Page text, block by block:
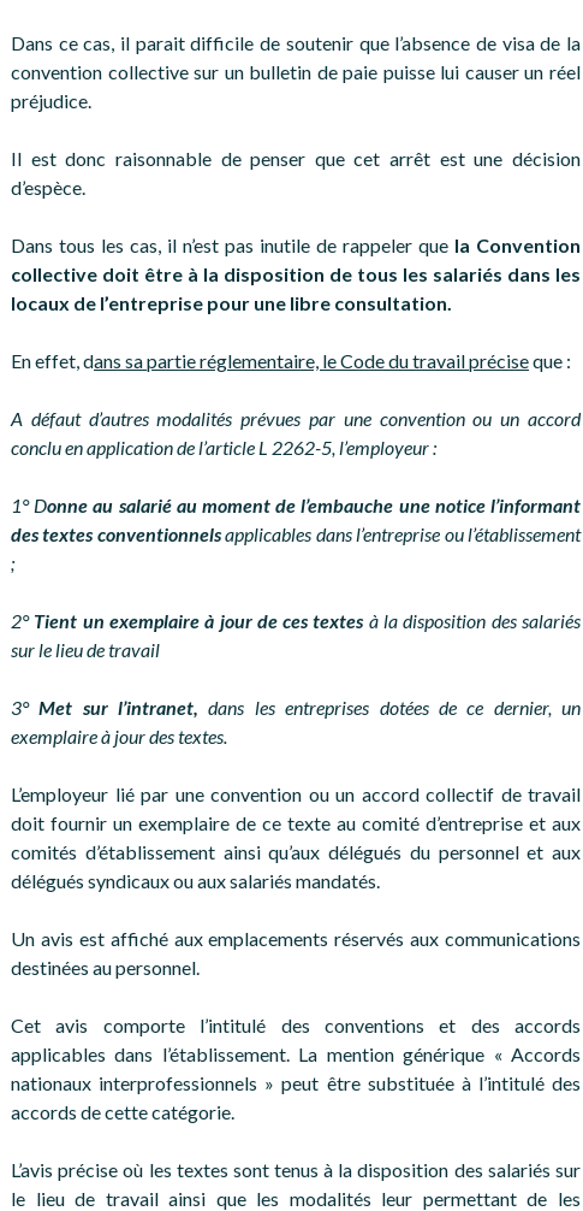
Dans ce cas, il parait difficile de soutenir que l’absence de visa de la
convention collective sur un bulletin de paie puisse lui causer un réel
préjudice.
Il est donc raisonnable de penser que cet arrêt est une décision
d’espèce.
Dans tous les cas, il n’est pas inutile de rappeler que la Convention
collective doit être à la disposition de tous les salariés dans les
locaux de l’entreprise pour une libre consultation.
En effet, dans sa partie réglementaire, le Code du travail préciseque :
A défaut d’autres modalités prévues par une convention ou un accord
conclu en application de l’article L 2262-5, l’employeur :
1° Donne au salarié au moment de l’embauche une notice l’informant
des textes conventionnelsapplicables dans l’entreprise ou l’établissement
;
2° Tient un exemplaire à jour de ces textes à la disposition des salariés
sur le lieu de travail
3°Met sur l’intranet, dans les entreprises dotées de ce dernier, un
exemplaire à jour des textes.
L’employeur lié par une convention ou un accord collectif de travail
doit fournir un exemplaire de ce texte au comité d’entreprise et aux
comités d’établissement ainsi qu’aux délégués du personnel et aux
délégués syndicaux ou aux salariés mandatés.
Un avis est affiché aux emplacements réservés aux communications
destinées au personnel.
Cet avis comporte l’intitulé des conventions et des accords
applicables dans l’établissement. La mention générique « Accords
nationaux interprofessionnels » peut être substituée à l’intitulé des
accords de cette catégorie.
L’avis précise où les textes sont tenus à la disposition des salariés sur
le lieu de travail ainsi que les modalités leur permettant de les